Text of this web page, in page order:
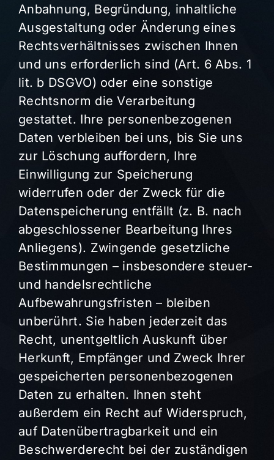
Anbahnung, Begründung, inhaltliche
Ausgestaltung oder Änderung eines
Rechtsverhältnisses zwischen Ihnen
und uns erforderlich sind (Art. 6 Abs. 1
lit. b DSGVO) oder eine sonstige
Rechtsnorm die Verarbeitung
gestattet. Ihre personenbezogenen
Daten verbleiben bei uns, bis Sie uns
zur Löschung auffordern, Ihre
Einwilligung zur Speicherung
widerrufen oder der Zweck für die
Datenspeicherung entfällt (z. B. nach
abgeschlossener Bearbeitung Ihres
Anliegens). Zwingende gesetzliche
Bestimmungen – insbesondere steuer-
und handelsrechtliche
Aufbewahrungsfristen – bleiben
unberührt. Sie haben jederzeit das
Recht, unentgeltlich Auskunft über
Herkunft, Empfänger und Zweck Ihrer
gespeicherten personenbezogenen
Daten zu erhalten. Ihnen steht
außerdem ein Recht auf Widerspruch,
auf Datenübertragbarkeit und ein
Beschwerderecht bei der zuständigen